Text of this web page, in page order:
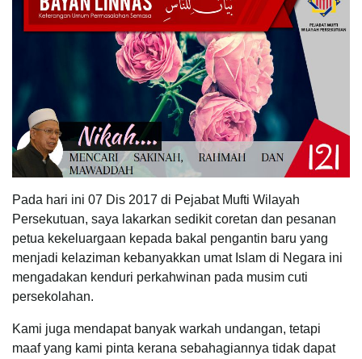
Pada hari ini 07 Dis 2017 di Pejabat Mufti Wilayah
Persekutuan, saya lakarkan sedikit coretan dan pesanan
petua kekeluargaan kepada bakal pengantin baru yang
menjadi kelaziman kebanyakkan umat Islam di Negara ini
mengadakan kenduri perkahwinan pada musim cuti
persekolahan.
Kami juga mendapat banyak warkah undangan, tetapi
maaf yang kami pinta kerana sebahagiannya tidak dapat